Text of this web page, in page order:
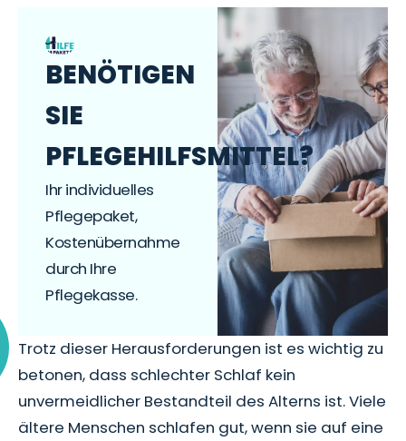
BENÖTIGEN
SIE
PFLEGEHILFSMITTEL?
Ihr individuelles
Pflegepaket,
Kostenübernahme
durch Ihre
Pflegekasse.
Trotz dieser Herausforderungen ist es wichtig zu
betonen, dass schlechter Schlaf kein
unvermeidlicher Bestandteil des Alterns ist. Viele
ältere Menschen schlafen gut, wenn sie auf eine